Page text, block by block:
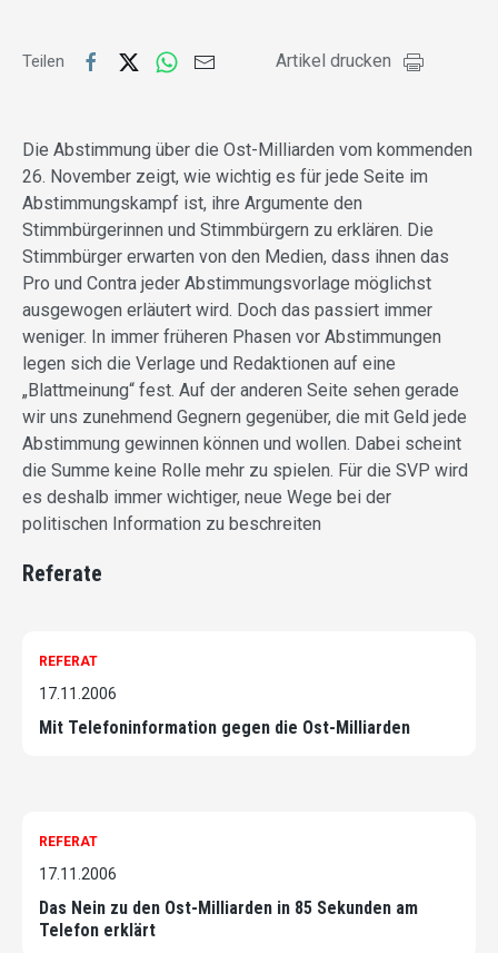
Teilen Artikel drucken
Die Abstimmung über die Ost-Milliarden vom kommenden
26. November zeigt, wie wichtig es für jede Seite im
Abstimmungskampf ist, ihre Argumente den
Stimmbürgerinnen und Stimmbürgern zu erklären. Die
Stimmbürger erwarten von den Medien, dass ihnen das
Pro und Contra jeder Abstimmungsvorlage möglichst
ausgewogen erläutert wird. Doch das passiert immer
weniger. In immer früheren Phasen vor Abstimmungen
legen sich die Verlage und Redaktionen auf eine
„Blattmeinung“ fest. Auf der anderen Seite sehen gerade
wir uns zunehmend Gegnern gegenüber, die mit Geld jede
Abstimmung gewinnen können und wollen. Dabei scheint
die Summe keine Rolle mehr zu spielen. Für die SVP wird
es deshalb immer wichtiger, neue Wege bei der
politischen Information zu beschreiten
Referate
REFERAT
17.11.2006
Mit Telefoninformation gegen die Ost-Milliarden
REFERAT
17.11.2006
Das Nein zu den Ost-Milliarden in 85 Sekunden am
Telefon erklärt